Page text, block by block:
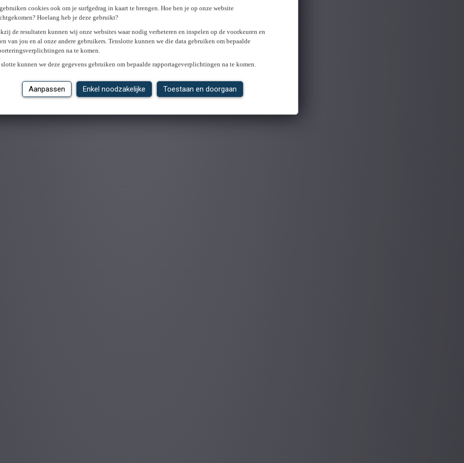
cookies ook om je surfgedrag in kaart te brengen. Hoe ben je op onze website
Hoelang heb je deze gebruikt?
de resultaten kunnen wij onze websites waar nodig verbeteren en inspelen op de voorkeuren en
van jou en al onze andere gebruikers. Tenslotte kunnen we die data gebruiken om bepaalde
na te komen.
slotte kunnen we deze gegevens gebruiken om bepaalde rapportageverplichtingen na te komen.
Aanpassen Enkel noodzakelijke Toestaan en doorgaan